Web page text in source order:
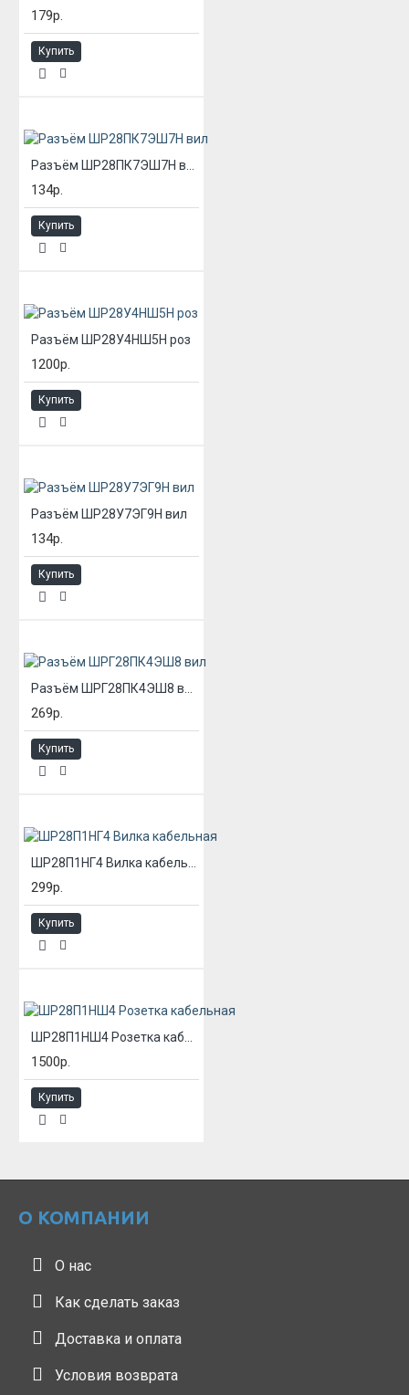
179р.
Купить
134р.
Купить
Разъём ШР28У4НШ5Н роз
1200р.
Купить
Разъём ШР28У7ЭГ9Н вил
134р.
Купить
269р.
Купить
299р.
Купить
1500р.
Купить
О КОМПАНИИ
О нас
Как сделать заказ
Доставка и оплата
Условия возврата